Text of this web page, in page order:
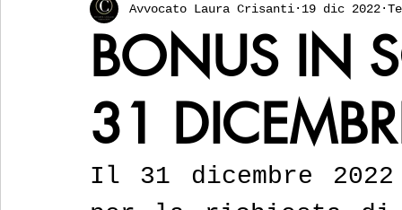
BONUS IN
31
Avvocato Laura Crisanti 19 dic 2022
Il 31 dicembre